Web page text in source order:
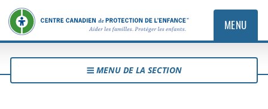
MENU
MENU DE LA SECTION